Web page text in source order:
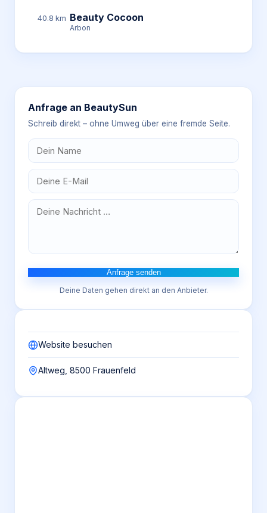
40.8 km Beauty Cocoon
Arbon
Anfrage an BeautySun
Schreib direkt – ohne Umweg über eine fremde Seite.
Anfrage senden
Deine Daten gehen direkt an den Anbieter.
Website besuchen
Altweg, 8500 Frauenfeld